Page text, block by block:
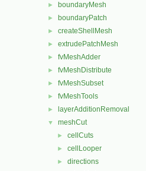
► boundaryMesh
► boundaryPatch
► createShellMesh
► extrudePatchMesh
► fvMeshAdder
► fvMeshDistribute
► fvMeshSubset
► fvMeshTools
► layerAdditionRemoval
▼ meshCut
► cellCuts
► cellLooper
► directions